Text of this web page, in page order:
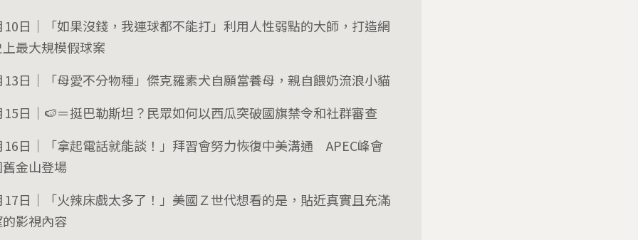
10日｜「如果沒錢，我連球都不能打」利用人性弱點的大師，打造網
最大規模假球案
13日｜「母愛不分物種」傑克羅素犬自願當養母，親自餵奶流浪小貓
15日｜🍉＝挺巴勒斯坦？民眾如何以西瓜突破國旗禁令和社群審查
16日｜「拿起電話就能談！」拜習會努力恢復中美溝通 APEC峰會
金山登場
17日｜「火辣床戲太多了！」美國Ｚ世代想看的是，貼近真實且充滿
影視內容